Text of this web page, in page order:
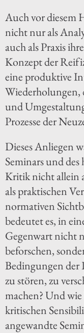
Auch vor diesem
nicht nur als
auch als Praxis
Konzept der
eine produktive
Wiederholungen,
und
Prozesse der
Dieses Anliegen
Seminars und
Kritik nicht allein
als praktischen
normativen
bedeutet es, in
Gegenwart nicht
beforschen,
Bedingungen
zu stören, zu
machen? Und wie
kritischen
angewandte